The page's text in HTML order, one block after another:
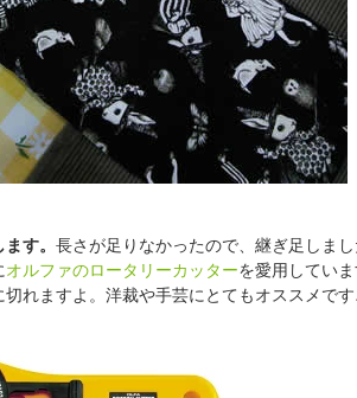
す。 長さが足りなかったので、継ぎ足しま
オルファのロータリーカッターを愛用してい
切れますよ。洋裁や手芸にとてもオススメで